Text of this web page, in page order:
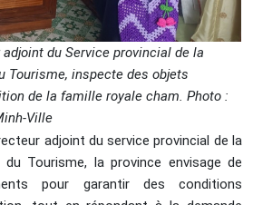
adjoint du Service provincial de la
Tourisme, inspecte des objets
de la famille royale cham. Photo :
Ville
adjoint du service provincial de la
Tourisme, la province envisage de
pour garantir des conditions